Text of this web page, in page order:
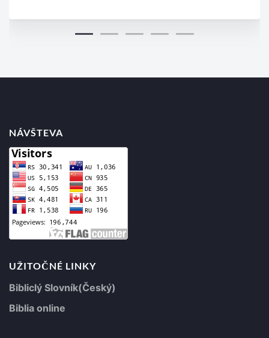
NÁVŠTEVA
UŽITOČNÉ LINKY
Bibliclý Slovník(Český)
Biblia online